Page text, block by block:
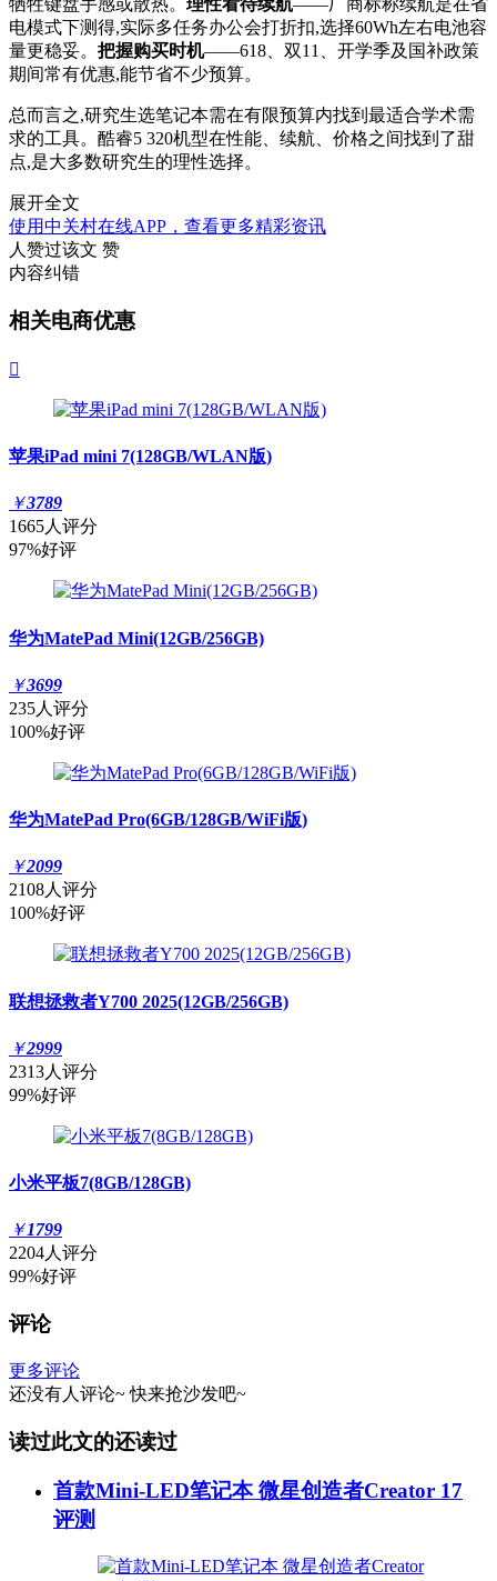
牺牲键盘手感或散热。 理性看待续航——厂商标称续航是在省
电模式下测得,实际多任务办公会打折扣,选择60Wh左右电池容
量更稳妥。 把握购买时机——618、双11、开学季及国补政策
期间常有优惠,能节省不少预算。
总而言之,研究生选笔记本需在有限预算内找到最适合学术需
求的工具。酷睿5 320机型在性能、续航、价格之间找到了甜
点,是大多数研究生的理性选择。
展开全文
使用中关村在线APP，查看更多精彩资讯
人赞过该文 赞
内容纠错
相关电商优惠

苹果iPad mini 7(128GB/WLAN版)
￥3789
1665人评分
97%好评
华为MatePad Mini(12GB/256GB)
￥3699
235人评分
100%好评
华为MatePad Pro(6GB/128GB/WiFi版)
￥2099
2108人评分
100%好评
联想拯救者Y700 2025(12GB/256GB)
￥2999
2313人评分
99%好评
小米平板7(8GB/128GB)
￥1799
2204人评分
99%好评
评论
更多评论
还没有人评论~ 快来抢沙发吧~
读过此文的还读过
首款Mini-LED笔记本 微星创造者Creator 17
评测